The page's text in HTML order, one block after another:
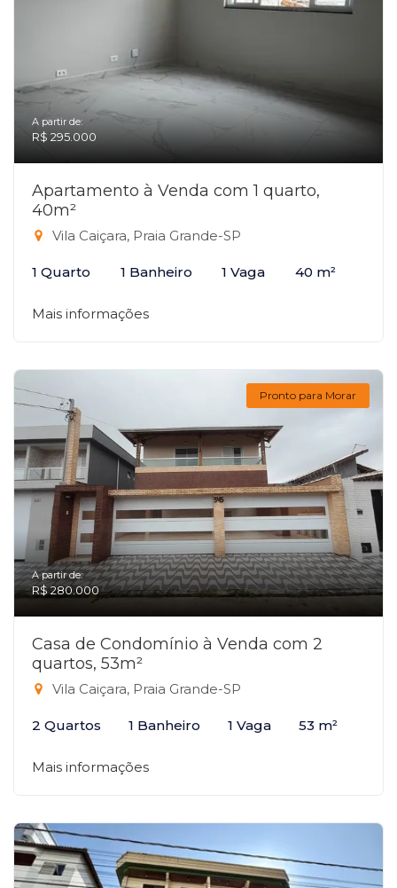
A partir de:
R$ 295.000
Apartamento à Venda com 1 quarto,
40m²
Vila Caiçara, Praia Grande-SP
1 Quarto 1 Banheiro 1 Vaga 40 m²
Mais informações
Pronto para Morar
A partir de:
R$ 280.000
Casa de Condomínio à Venda com 2
quartos, 53m²
Vila Caiçara, Praia Grande-SP
2 Quartos 1 Banheiro 1 Vaga 53 m²
Mais informações